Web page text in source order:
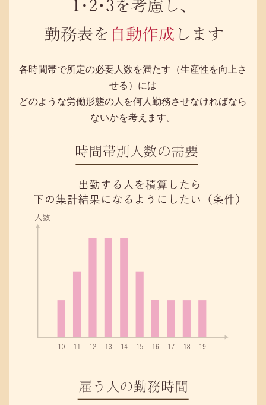
各時間帯で所定の必要人数を満たす（生産性を向上さ
せる）には
どのような労働形態の人を何人勤務させなければなら
ないかを考えます。